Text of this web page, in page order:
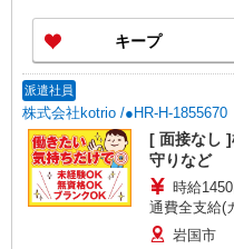
キープ
派遣社員
株式会社kotrio /●HR-H-1855670
[ 面接なし
守りなど
時給
通費全支給(
岩国市